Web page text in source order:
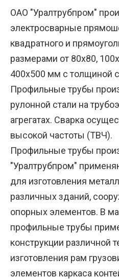
ОАО "Уралтрубпром"
электросварные
квадратного и
размерами от 80х80,
400х500 мм с толщиной
Профильные трубы
рулонной стали на
агрегатах. Сварка
высокой частоты (ТВЧ).
Профильные трубы
"Уралтрубпром"
для изготовления
различных зданий,
опорных элементов. В
профильные трубы
конструкции различной
изготовления рам
элементов каркаса